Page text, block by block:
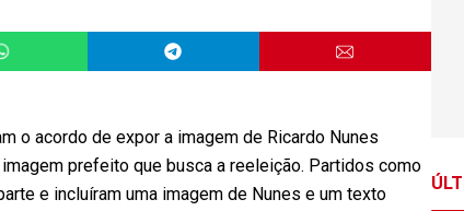
o acordo de expor a imagem de Ricardo Nunes
prefeito que busca a reeleição. Partidos como
e incluíram uma imagem de Nunes e um texto